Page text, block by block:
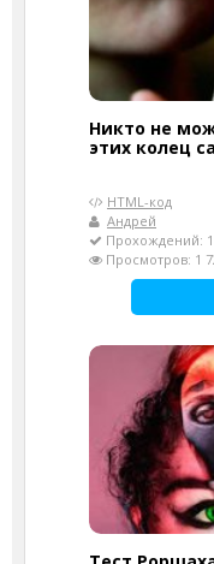
Никто не
этих колец
HTML-код
Андрей
Прохождений: 1
Просмотров: 1